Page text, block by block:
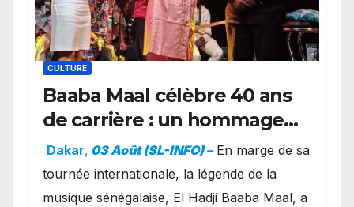
CULTURE
Baaba Maal célèbre 40 ans
de carrière : un hommage
exceptionnel à Oslo en
présence de la famille
royale.
Dakar, 03 Août (SL-INFO) – ​En marge de sa
tournée internationale, la légende de la
musique sénégalaise, El Hadji Baaba Maal, a